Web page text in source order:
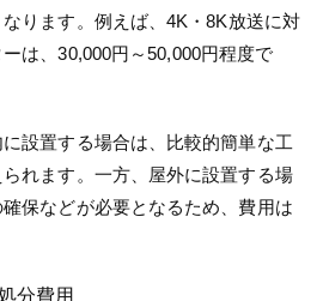
ります。例えば、4K・8K放送に対
は、30,000円～50,000円程度で
設置する場合は、比較的簡単な工
れます。一方、屋外に設置する場
保などが必要となるため、費用は
分費用